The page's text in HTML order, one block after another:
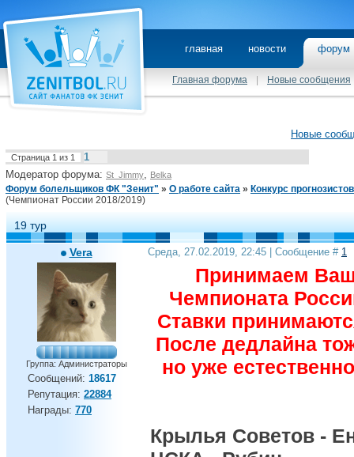
главная новости
Главная форума Новые сообщения
Новые
Страница 1 из 1
1
Модератор форума: St_Jimmy, Belka
Форум болельщиков ФК "Зенит" » О работе сайта » Конкурс прогнозистов
(Чемпионат России 2018/2019)
19 тур
Vera
Группа: Администраторы
Сообщений: 18617
Репутация: 22884
Награды: 770
Среда, 27.02.2019, 22:45 | Сообщение # 1
Принимаем
Чемпионата
Ставки
После дедлайна
но уже
Крылья Советов -